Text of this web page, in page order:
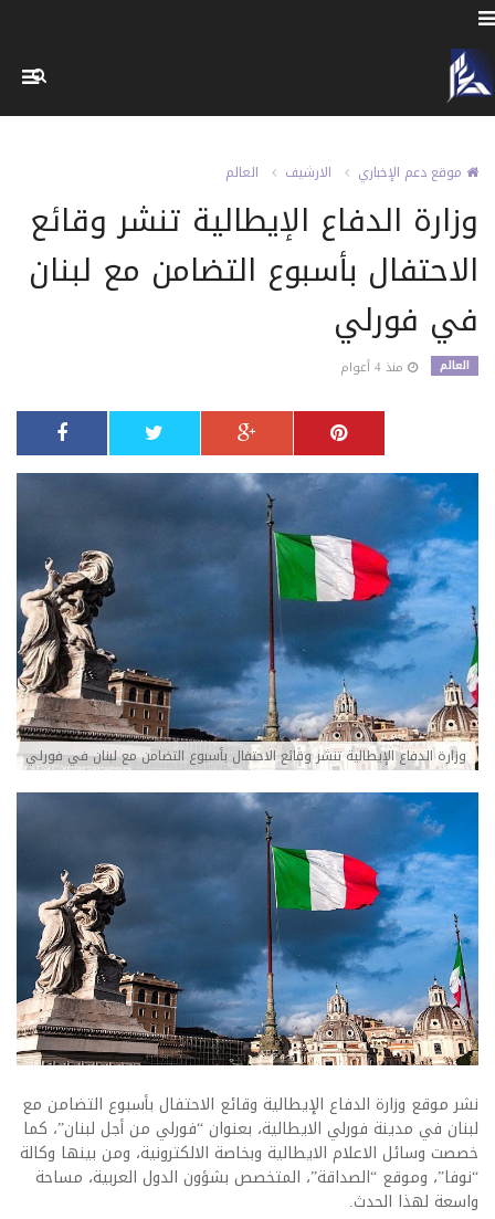
موقع دعم الإخباري الارشيف العالم
وزارة الدفاع الإيطالية تنشر وقائع
الاحتفال بأسبوع التضامن مع لبنان
في فورلي
العالم منذ 4 أعوام
وزارة الدفاع الإيطالية تنشر وقائع الاحتفال بأسبوع التضامن مع لبنان في فورلي
نشر موقع وزارة الدفاع الإيطالية وقائع الاحتفال بأسبوع التضامن مع
لبنان في مدينة فورلي الايطالية، بعنوان “فورلي من أجل لبنان”، كما
خصصت وسائل الاعلام الايطالية وبخاصة الالكترونية، ومن بينها وكالة
“نوفا”، وموقع “الصداقة”، المتخصص بشؤون الدول العربية، مساحة
واسعة لهذا الحدث.